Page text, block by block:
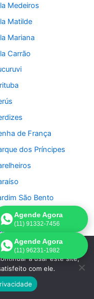
Medeiros
Matilde
Mariana
Carrão
de França
dos Príncipes
São Bento
Paulistano
Paulista
Morumbi
Fonte do Morumbi
Europa
das Perdizes
Agende Agora
(11) 91332-7456
Agende Agora
(11) 96231-1982
a melhor
a usar este site,
com ele.